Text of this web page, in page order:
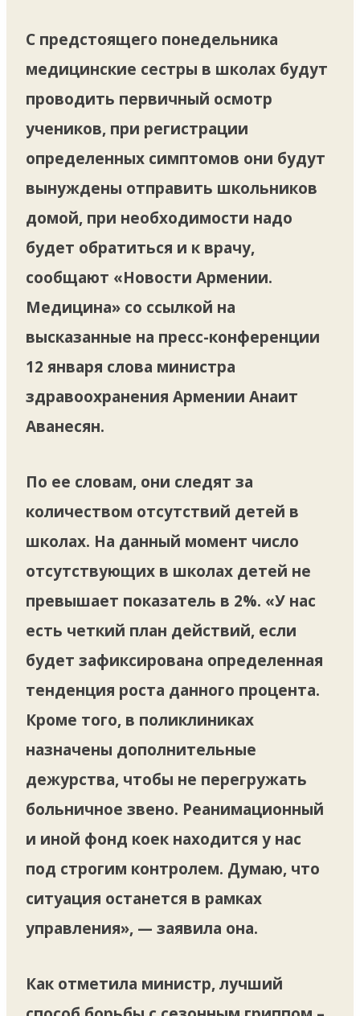
С предстоящего понедельника
медицинские сестры в школах будут
проводить первичный осмотр
учеников, при регистрации
определенных симптомов они будут
вынуждены отправить школьников
домой, при необходимости надо
будет обратиться и к врачу,
сообщают «Новости Армении.
Медицина» со ссылкой на
высказанные на пресс-конференции
12 января слова министра
здравоохранения Армении Анаит
Аванесян.
По ее словам, они следят за
количеством отсутствий детей в
школах. На данный момент число
отсутствующих в школах детей не
превышает показатель в 2%. «У нас
есть четкий план действий, если
будет зафиксирована определенная
тенденция роста данного процента.
Кроме того, в поликлиниках
назначены дополнительные
дежурства, чтобы не перегружать
больничное звено. Реанимационный
и иной фонд коек находится у нас
под строгим контролем. Думаю, что
ситуация останется в рамках
управления», — заявила она.
Как отметила министр, лучший